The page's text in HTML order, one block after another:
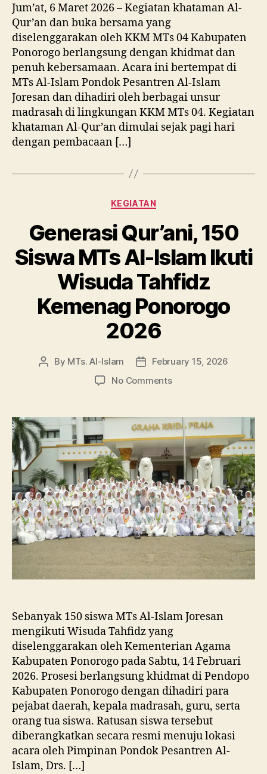
Jum’at, 6 Maret 2026 – Kegiatan khataman Al-
Qur’an dan buka bersama yang
diselenggarakan oleh KKM MTs 04 Kabupaten
Ponorogo berlangsung dengan khidmat dan
penuh kebersamaan. Acara ini bertempat di
MTs Al-Islam Pondok Pesantren Al-Islam
Joresan dan dihadiri oleh berbagai unsur
madrasah di lingkungan KKM MTs 04. Kegiatan
khataman Al-Qur’an dimulai sejak pagi hari
dengan pembacaan […]
Categories
KEGIATAN
Generasi Qur’ani, 150
Siswa MTs Al-Islam Ikuti
Wisuda Tahfidz
Kemenag Ponorogo
2026
Post
By MTs. Al-Islam
PostFebruary 15, 2026
No Commentson
150
Siswa
MTs
Al-
Islam
Ikuti
Wisuda
Tahfidz
Kemenag
Ponorogo
2026
Sebanyak 150 siswa MTs Al-Islam Joresan
mengikuti Wisuda Tahfidz yang
diselenggarakan oleh Kementerian Agama
Kabupaten Ponorogo pada Sabtu, 14 Februari
2026. Prosesi berlangsung khidmat di Pendopo
Kabupaten Ponorogo dengan dihadiri para
pejabat daerah, kepala madrasah, guru, serta
orang tua siswa. Ratusan siswa tersebut
diberangkatkan secara resmi menuju lokasi
acara oleh Pimpinan Pondok Pesantren Al-
Islam, Drs. […]